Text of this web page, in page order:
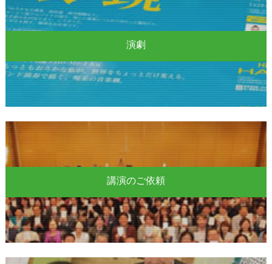
演劇
講演のご依頼